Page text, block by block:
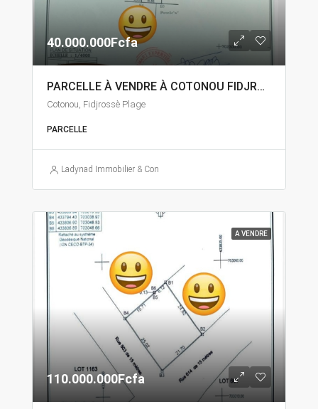
40.000.000Fcfa
PARCELLE À VENDRE À COTONOU FIDJROSSÈ
Cotonou, Fidjrossè Plage
PARCELLE
Ladynad Immobilier & Construction
A VENDRE
110.000.000Fcfa